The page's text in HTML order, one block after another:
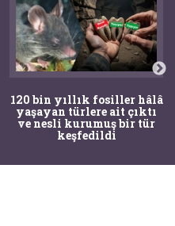
120 bin yıllık fosiller hâlâ
yaşayan türlere ait çıktı
ve nesli kurumuş bir tür
keşfedildi